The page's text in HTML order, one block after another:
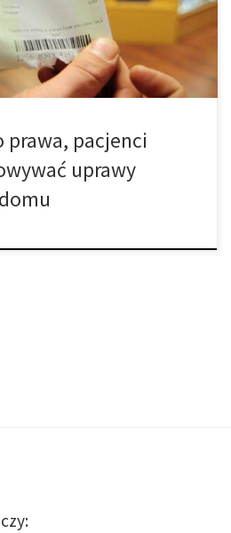
marihuanę w domu i w zamian za
[…]
prawa, pacjenci
uprawy